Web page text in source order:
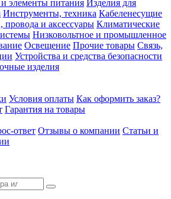
и элементы питания Изделия для
Инструменты, техника Кабеленесущие
провода и аксессуары Климатические
Низковольтное и промышленное
Освещение Прочие товары Связь,
Устройства и средства безопасности
изделия
Условия оплаты Как оформить заказ?
Гарантия на товары
ответ Отзывы о компании Статьи и